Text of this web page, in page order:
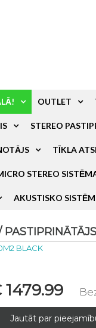
OUTLET
STEREO
TĪKLA
STEREO
AKUSTISKO
BLACK